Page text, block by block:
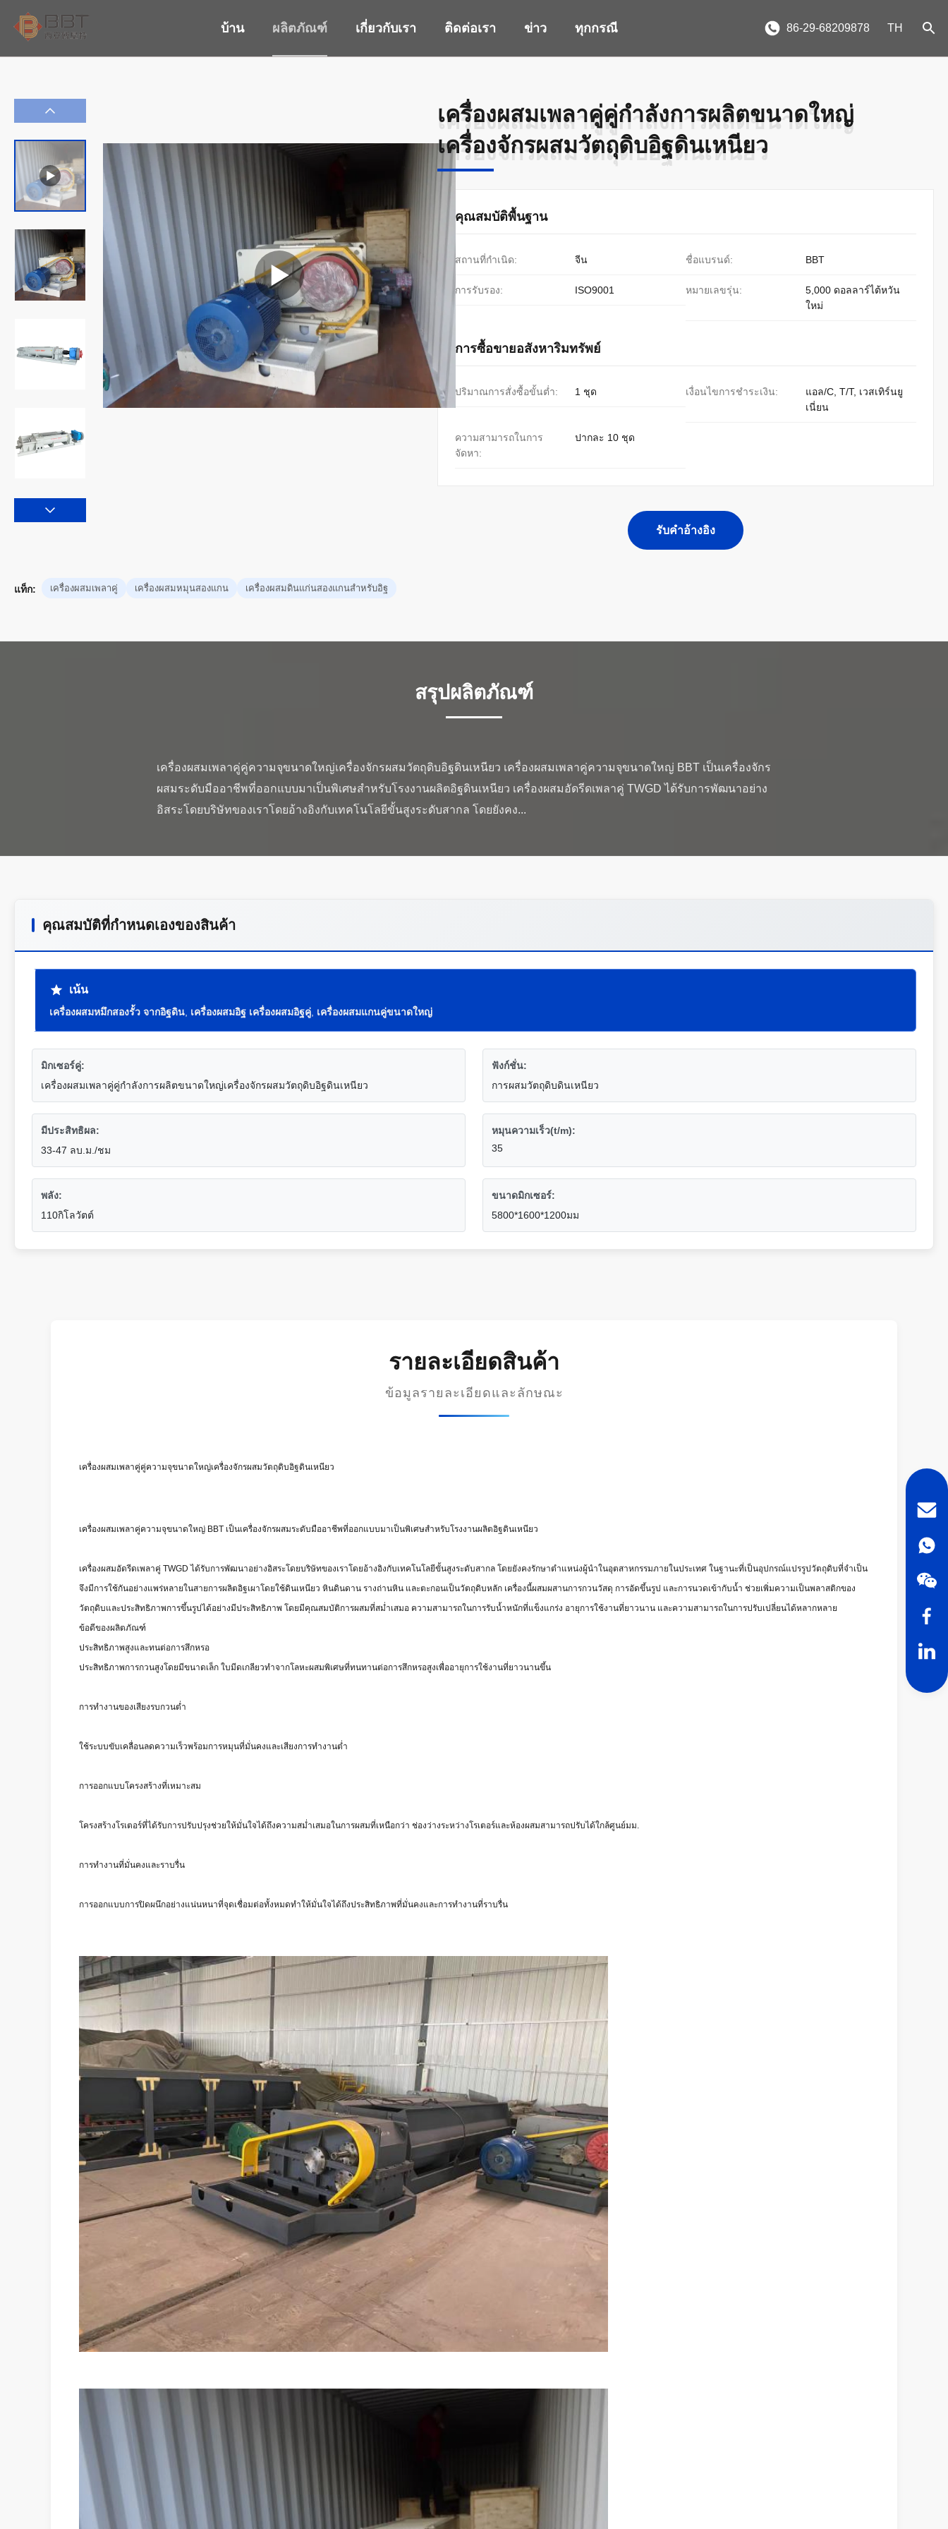
บ้าน ผลิตภัณฑ์ เกี่ยวกับเรา ติดต่อเรา ข่าว ทุกกรณี 86-29-68209878 TH
เครื่องผสมเพลาคู่คู่กำลังการผลิตขนาดใหญ่
เครื่องจักรผสมวัตถุดิบอิฐดินเหนียว
เครื่องผสมเพลาคู่คู่กำลังการผลิตขนาดใหญ่
เครื่องจักรผสมวัตถุดิบอิฐดินเหนียว
คุณสมบัติพื้นฐาน
สถานที่กำเนิด: จีน ชื่อแบรนด์: BBT
การรับรอง: ISO9001 หมายเลขรุ่น:
5,000 ดอลลาร์ไต้หวัน
ใหม่
การซื้อขายอสังหาริมทรัพย์
ปริมาณการสั่งซื้อขั้นต่ำ: 1 ชุด เงื่อนไขการชำระเงิน:
แอล/C, T/T, เวสเทิร์นยู
เนี่ยน
ความสามารถในการ
จัดหา:
ปากละ 10 ชุด
รับคําอ้างอิง
แท็ก: เครื่องผสมเพลาคู่ เครื่องผสมหมุนสองแกน เครื่องผสมดินแก่นสองแกนสําหรับอิฐ
สรุปผลิตภัณฑ์
เครื่องผสมเพลาคู่คู่ความจุขนาดใหญ่เครื่องจักรผสมวัตถุดิบอิฐดินเหนียว เครื่องผสมเพลาคู่ความจุขนาดใหญ่ BBT เป็นเครื่องจักร
ผสมระดับมืออาชีพที่ออกแบบมาเป็นพิเศษสำหรับโรงงานผลิตอิฐดินเหนียว เครื่องผสมอัดรีดเพลาคู่ TWGD ได้รับการพัฒนาอย่าง
คุณสมบัติที่กําหนดเองของสินค้า
เน้น
เครื่องผสมหมึกสองรั้ว จากอิฐดิน เครื่องผสมอิฐ เครื่องผสมอิฐคู่ เครื่องผสมแกนคู่ขนาดใหญ่
มิกเซอร์คู่:
เครื่องผสมเพลาคู่คู่กำลังการผลิตขนาดใหญ่เครื่องจักรผสมวัตถุดิบอิฐดินเหนียว
ฟังก์ชั่น:
การผสมวัตถุดิบดินเหนียว
มีประสิทธิผล:
33-47 ลบ.ม./ชม
หมุนความเร็ว(t/m):
35
พลัง:
110กิโลวัตต์
ขนาดมิกเซอร์:
5800*1600*1200มม
รายละเอียดสินค้า
ข้อมูลรายละเอียดและลักษณะ
เครื่องผสมเพลาคู่คู่ความจุขนาดใหญ่เครื่องจักรผสมวัตถุดิบอิฐดินเหนียว
เครื่องผสมเพลาคู่ความจุขนาดใหญ่ BBT เป็นเครื่องจักรผสมระดับมืออาชีพที่ออกแบบมาเป็นพิเศษสำหรับโรงงานผลิตอิฐดินเหนียว
เครื่องผสมอัดรีดเพลาคู่ TWGD ได้รับการพัฒนาอย่างอิสระโดยบริษัทของเราโดยอ้างอิงกับเทคโนโลยีขั้นสูงระดับสากล โดยยังคงรักษาตำแหน่งผู้นำในอุตสาหกรรมภายในประเทศ ในฐานะที่เป็นอุปกรณ์แปรรูปวัตถุดิบที่จำเป็น
จึงมีการใช้กันอย่างแพร่หลายในสายการผลิตอิฐเผาโดยใช้ดินเหนียว หินดินดาน รางถ่านหิน และตะกอนเป็นวัตถุดิบหลัก เครื่องนี้ผสมผสานการกวนวัสดุ การอัดขึ้นรูป และการนวดเข้ากับน้ำ ช่วยเพิ่มความเป็นพลาสติกของ
วัตถุดิบและประสิทธิภาพการขึ้นรูปได้อย่างมีประสิทธิภาพ โดยมีคุณสมบัติการผสมที่สม่ำเสมอ ความสามารถในการรับน้ำหนักที่แข็งแกร่ง อายุการใช้งานที่ยาวนาน และความสามารถในการปรับเปลี่ยนได้หลากหลาย
ข้อดีของผลิตภัณฑ์
ประสิทธิภาพสูงและทนต่อการสึกหรอ
ประสิทธิภาพการกวนสูงโดยมีขนาดเล็ก ใบมีดเกลียวทำจากโลหะผสมพิเศษที่ทนทานต่อการสึกหรอสูงเพื่ออายุการใช้งานที่ยาวนานขึ้น
การทำงานของเสียงรบกวนต่ำ
ใช้ระบบขับเคลื่อนลดความเร็วพร้อมการหมุนที่มั่นคงและเสียงการทำงานต่ำ
การออกแบบโครงสร้างที่เหมาะสม
โครงสร้างโรเตอร์ที่ได้รับการปรับปรุงช่วยให้มั่นใจได้ถึงความสม่ำเสมอในการผสมที่เหนือกว่า ช่องว่างระหว่างโรเตอร์และห้องผสมสามารถปรับได้ใกล้ศูนย์มม.
การทำงานที่มั่นคงและราบรื่น
การออกแบบการปิดผนึกอย่างแน่นหนาที่จุดเชื่อมต่อทั้งหมดทำให้มั่นใจได้ถึงประสิทธิภาพที่มั่นคงและการทำงานที่ราบรื่น